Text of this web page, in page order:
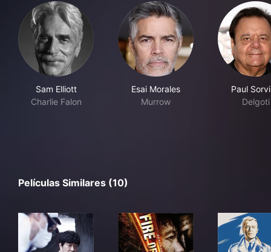
Sam Elliott
Charlie Falon
Esai Morales
Murrow
Paul
Delgoti
Películas Similares (10)